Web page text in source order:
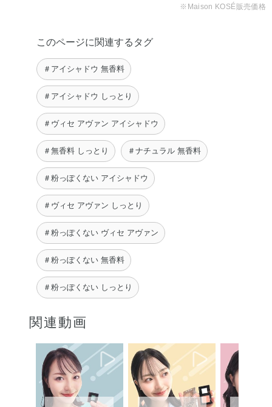
《BCの休日メイク☆》
JURI
【マスクだから挑戦しや
すいカラーメイクⅡ …
オフィスメイクにも休日
にも、どんなシーン …
Mitsue
※Maison KOSÉ販売価格
このページに関連するタグ
＃アイシャドウ 無香料
＃アイシャドウ しっとり
＃ヴィセ アヴァン アイシャドウ
＃無香料 しっとり ＃ナチュラル 無香料
＃粉っぽくない アイシャドウ
＃ヴィセ アヴァン しっとり
＃粉っぽくない ヴィセ アヴァン
＃粉っぽくない 無香料
＃粉っぽくない しっとり
関連動画